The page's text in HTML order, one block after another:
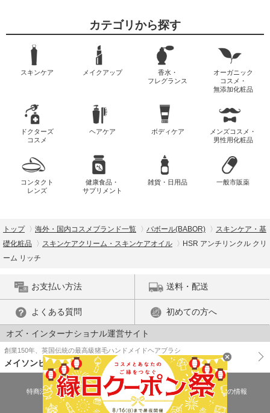
カテゴリから探す
スキンケア メイクアップ
香水・
フレグランス
オーガニック
コスメ・
無添加化粧品
ドクターズ
コスメ
ヘアケア ボディケア
メンズコスメ・
男性用化粧品
コンタクト
レンズ
健康食品・
サプリメント
雑貨・日用品 一般市販薬
トップ 海外・国内コスメブランド一覧 バボール(BABOR)
スキンケア・基
礎化粧品
スキンケアクリーム・スキンケアオイル
HSR アンチリンクル クリ
ーム リッチ
お支払い方法 送料・配送
よくある質問 初めての方へ
オズ・インターナショナル運営サイト
創業150年、英国伝統の最高級猪毛ハンドメイドヘアブラシ
メイソンピアソン
特商法に基づく表示 プライバシーポリシー
医薬品販売許可証の情報
ご利用規約
PC版で表示